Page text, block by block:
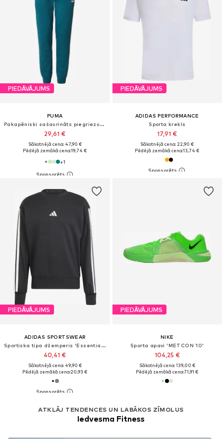
PIEDĀVĀJUMS
PUMA
Pakapēniski sašaurināts piegriezums Sporta bikses 'ESS No. 1'
29,61 €
Sākotnējā cena: 47,90 €
Pēdējā zemākā cena:19,74 €
+1
PIEDĀVĀJUMS
ADIDAS PERFORMANCE
Sporta krekls
17,91 €
Sākotnējā cena: 22,90 €
Pēdējā zemākā cena:13,74 €
PIEDĀVĀJUMS
ADIDAS SPORTSWEAR
Sportiska tipa džemperis 'Essentials'
40,41 €
Sākotnējā cena: 49,90 €
Pēdējā zemākā cena:20,93 €
PIEDĀVĀJUMS
NIKE
Sporta apavi 'METCON 10'
104,25 €
Sākotnējā cena: 139,00 €
Pēdējā zemākā cena:71,91 €
ATKLĀJ TENDENCES UN LABĀKOS ZĪMOLUS
Iedvesma Fitness